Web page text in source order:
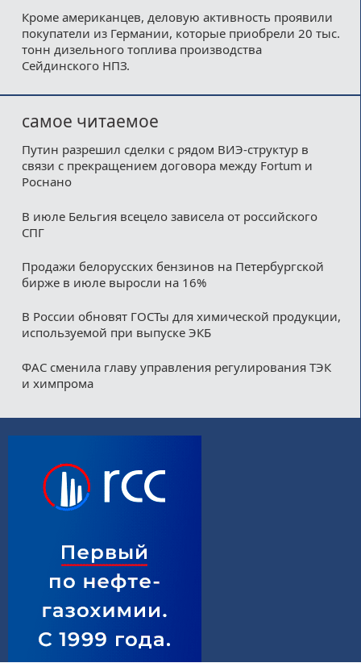
Кроме американцев, деловую активность проявили
покупатели из Германии, которые приобрели 20 тыс.
тонн дизельного топлива производства
Сейдинского НПЗ.
самое читаемое
Путин разрешил сделки с рядом ВИЭ-структур в
связи с прекращением договора между Fortum и
Роснано
В июле Бельгия всецело зависела от российского
СПГ
Продажи белорусских бензинов на Петербургской
бирже в июле выросли на 16%
В России обновят ГОСТы для химической продукции,
используемой при выпуске ЭКБ
ФАС сменила главу управления регулирования ТЭК
и химпрома